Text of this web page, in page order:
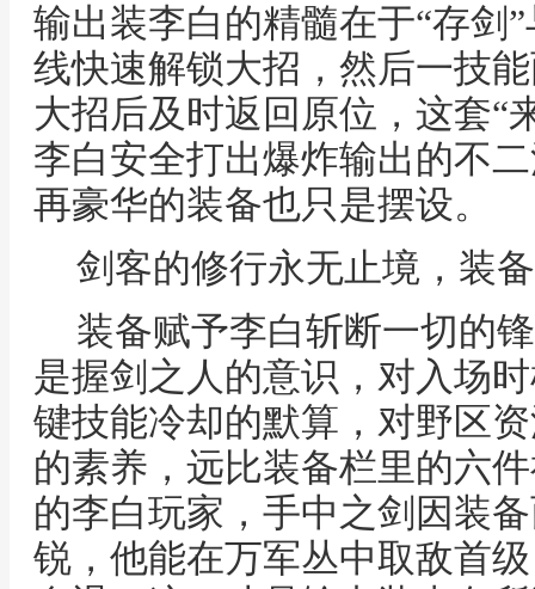
输出装李白的精髓在于“存剑
线快速解锁大招，然后一技
大招后及时返回原位，这套“
李白安全打出爆炸输出的不
再豪华的装备也只是摆设。
剑客的修行永无止境，装
装备赋予李白斩断一切的
是握剑之人的意识，对入场
键技能冷却的默算，对野区
的素养，远比装备栏里的六
的李白玩家，手中之剑因装
锐，他能在万军丛中取敌首